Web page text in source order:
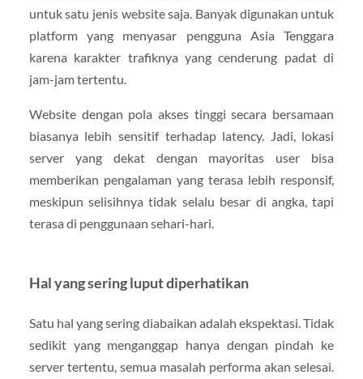
untuk satu jenis website saja. Banyak digunakan untuk
platform yang menyasar pengguna Asia Tenggara
karena karakter trafiknya yang cenderung padat di
jam-jam tertentu.
Website dengan pola akses tinggi secara bersamaan
biasanya lebih sensitif terhadap latency. Jadi, lokasi
server yang dekat dengan mayoritas user bisa
memberikan pengalaman yang terasa lebih responsif,
meskipun selisihnya tidak selalu besar di angka, tapi
terasa di penggunaan sehari-hari.
Hal yang sering luput diperhatikan
Satu hal yang sering diabaikan adalah ekspektasi. Tidak
sedikit yang menganggap hanya dengan pindah ke
server tertentu, semua masalah performa akan selesai.